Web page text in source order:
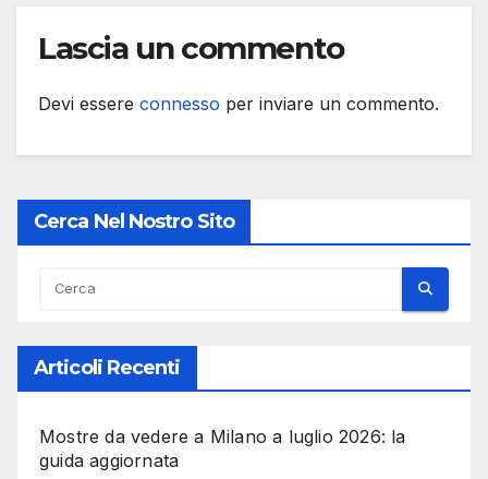
Lascia un commento
Devi essere connesso per inviare un commento.
Cerca Nel Nostro Sito
Articoli Recenti
Mostre da vedere a Milano a luglio 2026: la
guida aggiornata